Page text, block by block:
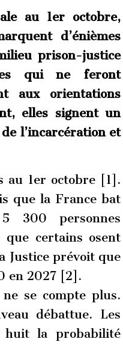
au 1er octobre,
d’énièmes
prison-justice
qui ne feront
aux orientations
elles signent un
l’incarcération et
au 1er octobre [1].
que la France bat
300 personnes
que certains osent
Justice prévoit que
en 2027 [2].
se compte plus.
débattue. Les
huit la probabilité